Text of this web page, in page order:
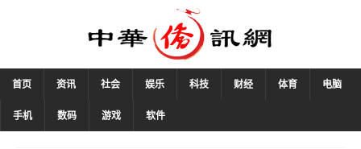
首页 资讯 社会 娱乐 科技 财经 体育 电脑
手机 数码 游戏 软件